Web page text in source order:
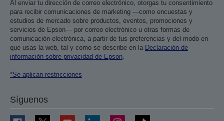
Al enviar tu dirección de correo electrónico, otorgas tu consentimiento
para recibir comunicaciones de marketing —como encuestas y
estudios de mercado sobre productos, eventos, promociones y
servicios de Epson— por correo electrónico u otras formas de
comunicación electrónica, a partir de tus preferencias y del modo en
que usas la web, tal y como se describe en la Declaración de
información sobre privacidad de Epson.
*Se aplican restricciones
Síguenos